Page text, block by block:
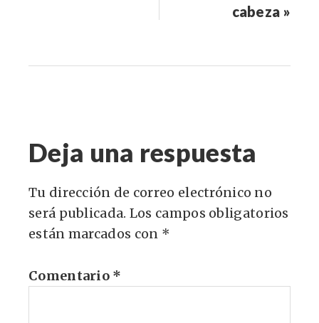
cabeza »
Deja una respuesta
Tu dirección de correo electrónico no
será publicada. Los campos obligatorios
están marcados con *
Comentario *